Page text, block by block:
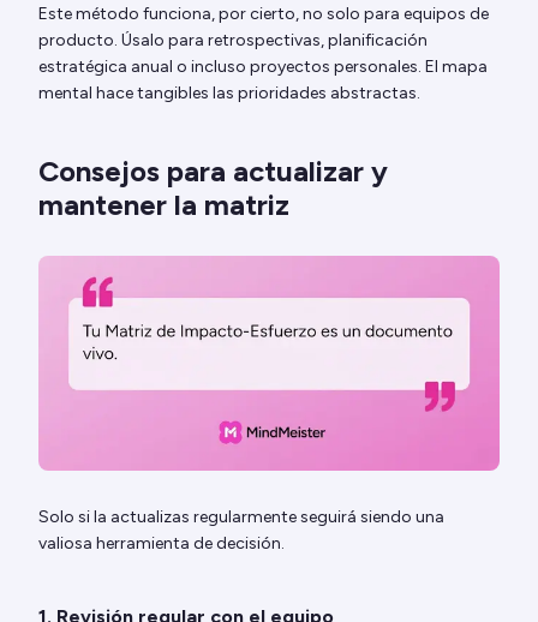
Este método funciona, por cierto, no solo para equipos de
producto. Úsalo para retrospectivas, planificación
estratégica anual o incluso proyectos personales. El mapa
mental hace tangibles las prioridades abstractas.
Consejos para actualizar y
mantener la matriz
Solo si la actualizas regularmente seguirá siendo una
valiosa herramienta de decisión.
1. Revisión regular con el equipo